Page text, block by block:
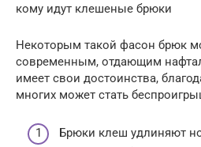
кому идут клешеные брюки
Некоторым такой фасон брюк
современным, отдающим
имеет свои достоинства,
многих может стать
Брюки клеш удлиняют